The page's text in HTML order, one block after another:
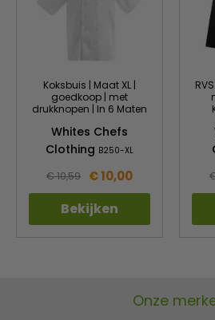
Koksbuis | Maat XL |
goedkoop | met
drukknopen | In 6 Maten
Whites Chefs
Clothing B250-XL
€ 10,59 € 10,00
Bekijken
Onze